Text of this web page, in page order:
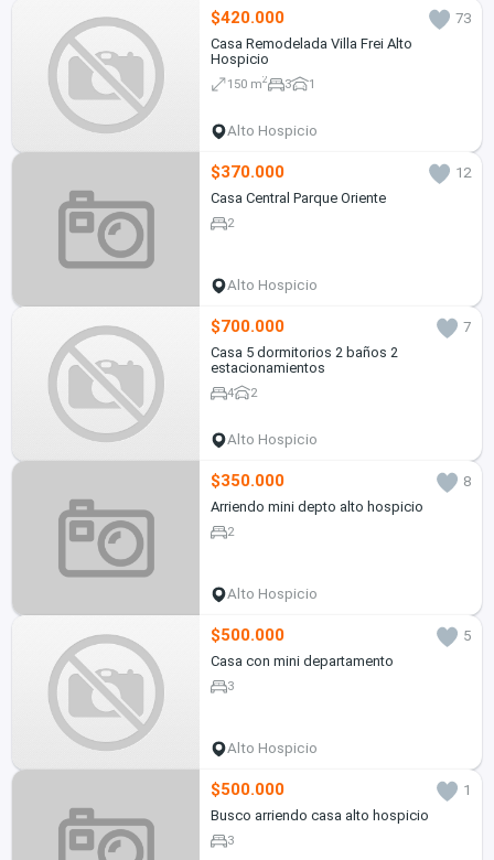
$420.000
73
Casa Remodelada Villa Frei Alto
Hospicio
150 m2 3 1
Alto Hospicio
$370.000
12
Casa Central Parque Oriente
2
Alto Hospicio
$700.000
7
Casa 5 dormitorios 2 baños 2
estacionamientos
4 2
Alto Hospicio
$350.000
8
Arriendo mini depto alto hospicio
2
Alto Hospicio
$500.000
5
Casa con mini departamento
3
Alto Hospicio
$500.000
1
Busco arriendo casa alto hospicio
3